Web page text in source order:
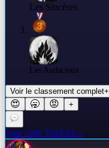
Les Sincères
Les Audacieux
Voir le classement complet+
😍 🥱 😡 +
Joue cette TopList→